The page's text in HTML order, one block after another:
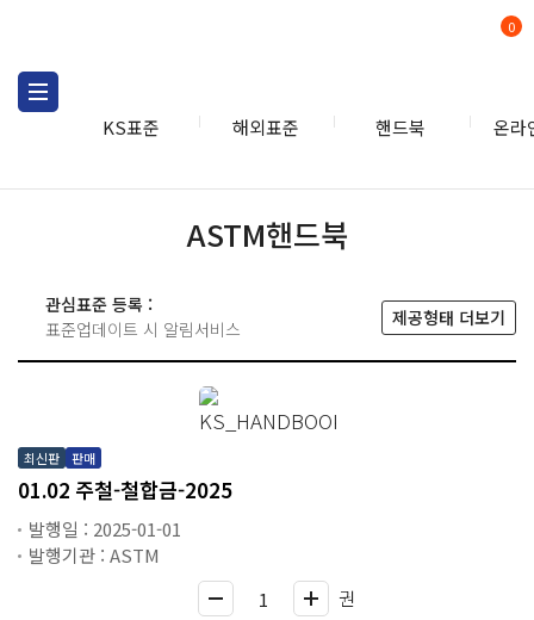
KS표준 해외표준 핸드북 온라
0
ASTM핸드북
관심표준 등록 :
표준업데이트 시 알림서비스
제공형태 더보기
최신판 판매
01.02 주철-철합금-2025
발행일 : 2025-01-01
발행기관 : ASTM
권